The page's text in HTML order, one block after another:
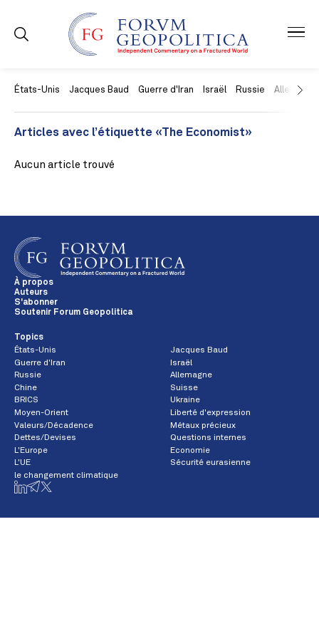
États-Unis Jacques Baud Guerre d'Iran Israël Russie Allemagne
Articles avec l’étiquette «The Economist»
Aucun article trouvé
À propos
Auteurs
S'abonner
Soutenir Forum Geopolitica
Topics
États-Unis
Jacques Baud
Guerre d'Iran
Israël
Russie
Allemagne
Chine
Suisse
BRICS
Ukraine
Moyen-Orient
Liberté d'expression
Valeurs/Décadence
Métaux précieux
Dettes/Devises
Questions internes
L'Europe
Economie
L'UE
Sécurité eurasienne
le changement climatique